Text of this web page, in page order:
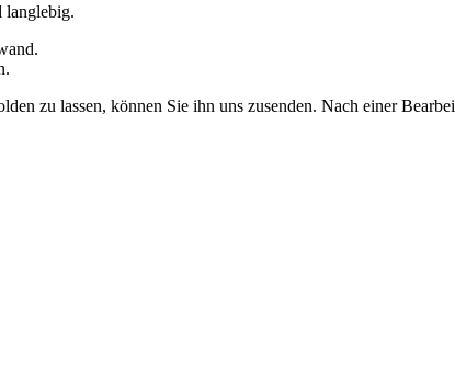
langlebig.
zu lassen, können Sie ihn uns zusenden. Nach einer